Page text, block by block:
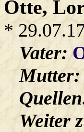
Otte,
*
Vater:
Weiter